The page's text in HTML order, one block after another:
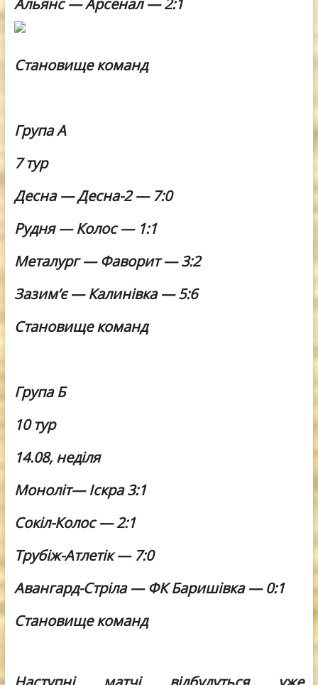
Становище команд
Група А
7 тур
Десна — Десна-2 — 7:0
Рудня — Колос — 1:1
Металург — Фаворит — 3:2
Зазим’є — Калинівка — 5:6
Становище команд
Група Б
10 тур
14.08, неділя
Моноліт—Іскра 3:1
Сокіл-Колос — 2:1
Трубіж-Атлетік — 7:0
Авангард-Стріла — ФК Баришівка — 0:1
Становище команд